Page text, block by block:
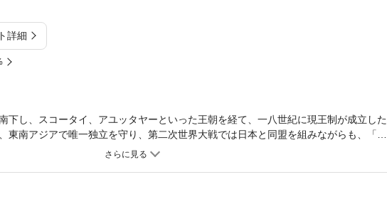
詳細
下し、スコータイ、アユッタヤーといった王朝を経て、一八世紀に現王制が成立した
東南アジアで唯一独立を守り、第二次世界大戦では日本と同盟を組みながらも、「敗
の上手さを見せてきた。本書は、ベトナム、ビルマなどの周辺諸国、英、仏、日本な